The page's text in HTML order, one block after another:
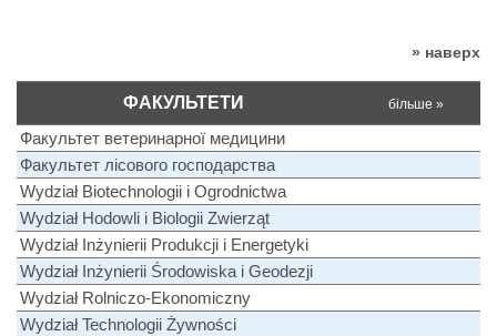
» наверх
ФАКУЛЬТЕТИ більше »
Факультет ветеринарної медицини
Факультет лісового господарства
Wydział Biotechnologii i Ogrodnictwa
Wydział Hodowli i Biologii Zwierząt
Wydział Inżynierii Produkcji i Energetyki
Wydział Inżynierii Środowiska i Geodezji
Wydział Rolniczo-Ekonomiczny
Wydział Technologii Żywności